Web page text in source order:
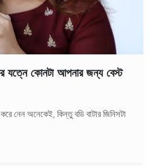
যত্নে কোনটা আপনার জন্য বেস্ট
নেন অনেকেই, কিন্তু বডি বাটার জিনিসটা